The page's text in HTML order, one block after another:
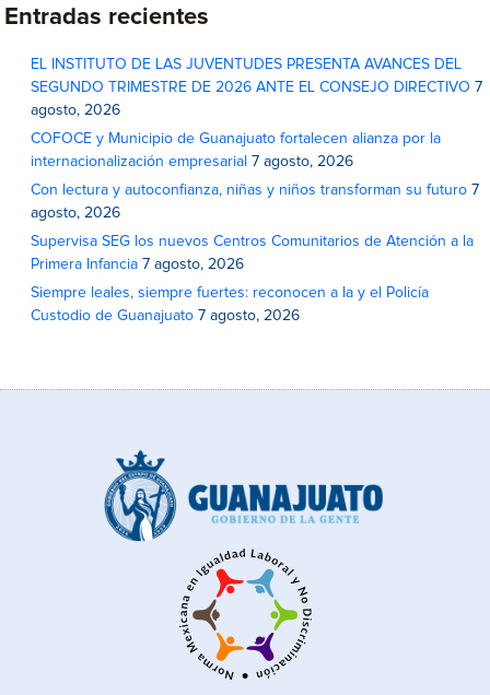
Entradas recientes
EL INSTITUTO DE LAS JUVENTUDES PRESENTA AVANCES DEL
SEGUNDO TRIMESTRE DE 2026 ANTE EL CONSEJO DIRECTIVO 7
agosto, 2026
COFOCE y Municipio de Guanajuato fortalecen alianza por la
internacionalización empresarial 7 agosto, 2026
Con lectura y autoconfianza, niñas y niños transforman su futuro 7
agosto, 2026
Supervisa SEG los nuevos Centros Comunitarios de Atención a la
Primera Infancia 7 agosto, 2026
Siempre leales, siempre fuertes: reconocen a la y el Policía
Custodio de Guanajuato 7 agosto, 2026